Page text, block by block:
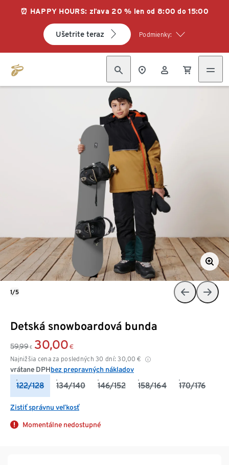
⏰ HAPPY HOURS: zľava 20 % len od 8:00 do 15:00
Ušetrite teraz Podmienky:
Detská snowboardová bunda
59,99 € 30,00 €
Najnižšia cena za posledných 30 dní: 30,00 €
vrátane DPHbez prepravných nákladov
122/128 134/140 146/152 158/164 170/176
Zistiť správnu veľkosť
Momentálne nedostupné
1/5